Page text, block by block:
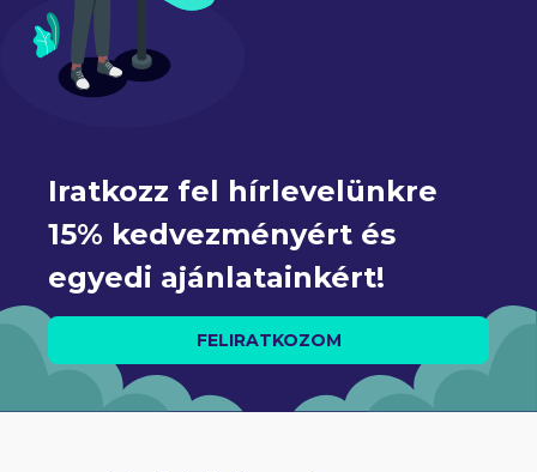
Iratkozz fel hírlevelünkre
15% kedvezményért és
egyedi ajánlatainkért!
FELIRATKOZOM